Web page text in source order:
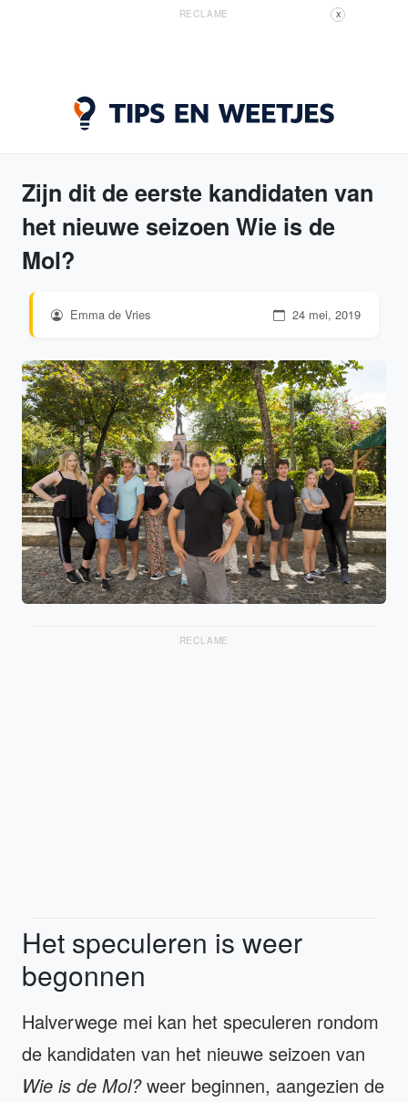
RECLAME X
Zijn dit de eerste kandidaten van
het nieuwe seizoen Wie is de
Mol?
Emma de Vries 24 mei, 2019
RECLAME
Het speculeren is weer
begonnen
Halverwege mei kan het speculeren rondom
de kandidaten van het nieuwe seizoen van
Wie is de Mol?weer beginnen, aangezien de